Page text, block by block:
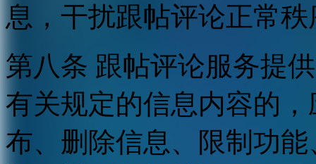
息，干扰跟帖评论正常
第八条 跟帖评论服务提
有关规定的信息内容的
布、删除信息、限制功